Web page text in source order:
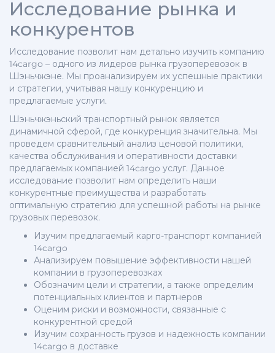
Исследование рынка и
конкурентов
Исследование позволит нам детально изучить компанию
14cargo – одного из лидеров рынка грузоперевозок в
Шэньчжэне. Мы проанализируем их успешные практики
и стратегии, учитывая нашу конкуренцию и
предлагаемые услуги.
Шэньчжэньский транспортный рынок является
динамичной сферой, где конкуренция значительна. Мы
проведем сравнительный анализ ценовой политики,
качества обслуживания и оперативности доставки
предлагаемых компанией 14cargo услуг. Данное
исследование позволит нам определить наши
конкурентные преимущества и разработать
оптимальную стратегию для успешной работы на рынке
грузовых перевозок.
Изучим предлагаемый карго-транспорт компанией
14cargo
Анализируем повышение эффективности нашей
компании в грузоперевозках
Обозначим цели и стратегии, а также определим
потенциальных клиентов и партнеров
Оценим риски и возможности, связанные с
конкурентной средой
Изучим сохранность грузов и надежность компании
14cargo в доставке